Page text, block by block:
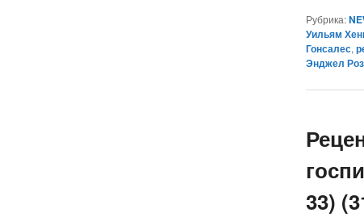
Рубрика:
Уильям
Гонсалес,
Энджел
33)